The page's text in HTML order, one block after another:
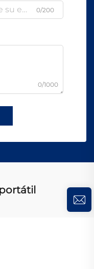
0/200
0/1000